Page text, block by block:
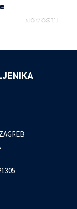
NOVOSTI